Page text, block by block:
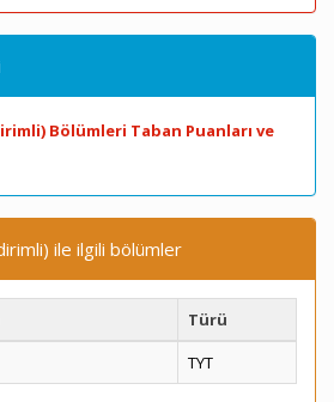
Bölümleri Taban Puanları ve
ile ilgili bölümler
Türü
TYT